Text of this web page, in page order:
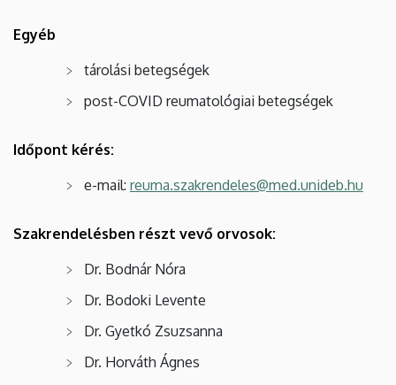
Egyéb
tárolási betegségek
post-COVID reumatológiai betegségek
Időpont kérés:
e-mail: reuma.szakrendeles@med.unideb.hu
Szakrendelésben részt vevő orvosok:
Dr. Bodnár Nóra
Dr. Bodoki Levente
Dr. Gyetkó Zsuzsanna
Dr. Horváth Ágnes